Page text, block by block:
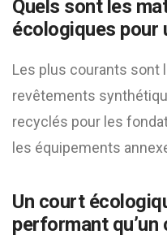
Quels sont les
écologiques pour
Les plus courants sont
revêtements
recyclés pour les
les équipements
Un court
performant